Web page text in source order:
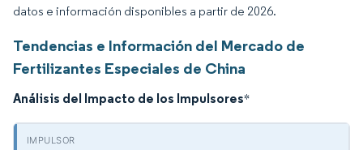
datos e información disponibles a partir de 2026.
Tendencias e Información del Mercado de
Fertilizantes Especiales de China
Análisis del Impacto de los Impulsores*